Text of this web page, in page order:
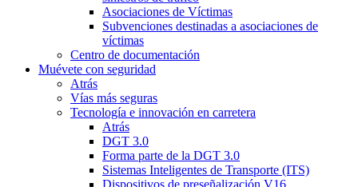
Asociaciones de Víctimas
Subvenciones destinadas a asociaciones de
víctimas
Centro de documentación
Muévete con seguridad
Atrás
Vías más seguras
Tecnología e innovación en carretera
Atrás
DGT 3.0
Forma parte de la DGT 3.0
Sistemas Inteligentes de Transporte (ITS)